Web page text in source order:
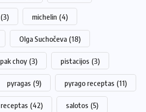
(3) michelin (4)
Olga Suchočeva (18)
pak choy (3) pistacijos (3)
pyragas (9) pyrago receptas (11)
receptas (42) salotos (5)